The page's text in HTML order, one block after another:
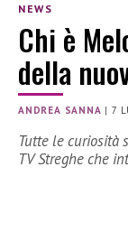
NEWS
Chi è
della
ANDREA SANNA |7
Tutte le curiosità
TV Streghe che